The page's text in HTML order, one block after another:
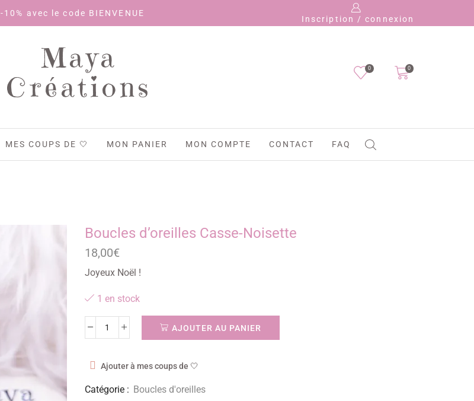
-10% avec le code BIENVENUE
Inscription / connexion
Maya
Créations
0 0
MES COUPS DE 🤍 MON PANIER MON COMPTE CONTACT FAQ
Boucles d’oreilles Casse-Noisette
18,00€
Joyeux Noël !
1 en stock
AJOUTER AU PANIER
Ajouter à mes coups de 🤍
Catégorie : Boucles d'oreilles